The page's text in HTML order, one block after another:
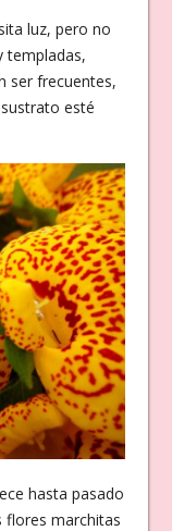
luz, pero no
templadas,
ser frecuentes,
esté
hasta pasado
flores marchitas